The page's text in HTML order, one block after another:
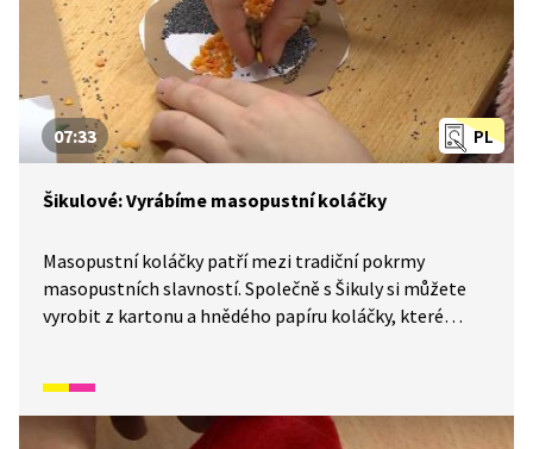
PL
07:33
Šikulové: Vyrábíme masopustní koláčky
Masopustní koláčky patří mezi tradiční pokrmy
masopustních slavností. Společně s Šikuly si můžete
vyrobit z kartonu a hnědého papíru koláčky, které
papírové talířky, šablonu, tužku, disperzní lepidlo, rýži,
čočku, mák, nůžky, hnědý a bílý papír a štětec.